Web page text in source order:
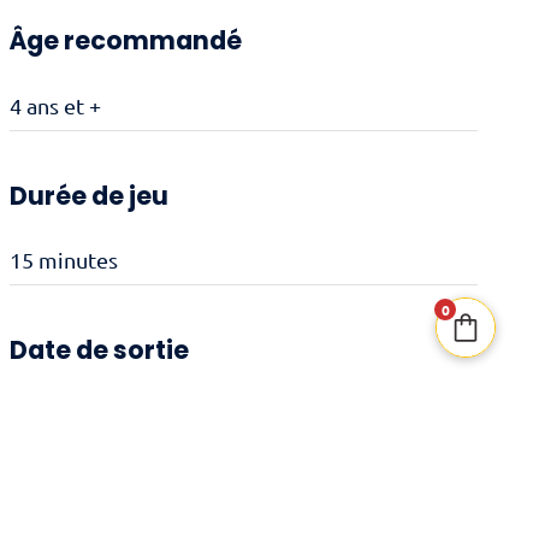
Âge recommandé
4 ans et +
Durée de jeu
15 minutes
Date de sortie
0